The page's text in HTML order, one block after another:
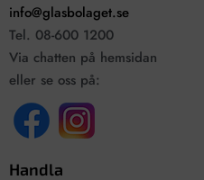
info@glasbolaget.se
Tel. 08-600 1200
Via chatten på hemsidan
eller se oss på:
Handla